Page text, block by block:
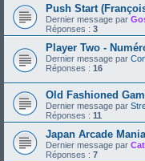
Push Start
Dernier message par
Réponses : 3
Player Two -
Dernier message par
Réponses : 16
Old Fashioned
Dernier message par
Réponses : 11
Japan Arcade
Dernier message par
Réponses : 7